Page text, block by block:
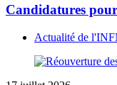
Candidatures
Actualité de